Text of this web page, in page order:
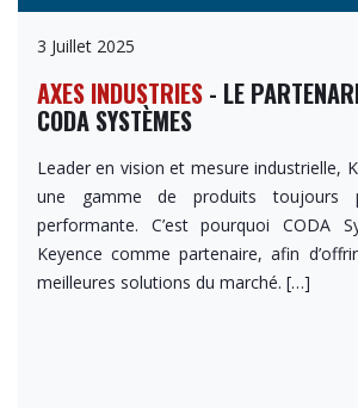
3 Juillet 2025
AXES INDUSTRIES - LE
CODA SYSTÈMES
Leader en vision et mesure industrielle,
une gamme de produits toujours
performante. C’est pourquoi CODA
Keyence comme partenaire, afin
meilleures solutions du marché. […]